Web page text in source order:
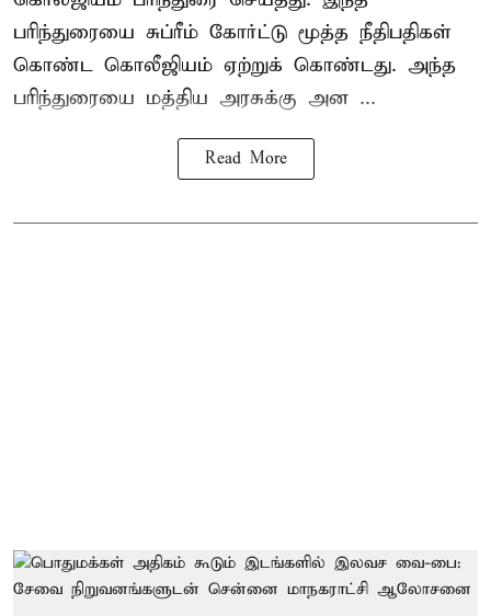
பரிந்துரையை சுப்ரீம் கோர்ட்டு மூத்த நீதிபதிகள்
கொண்ட கொலீஜியம் ஏற்றுக் கொண்டது. அந்த
பரிந்துரையை மத்திய அரசுக்கு அன ...
Read More